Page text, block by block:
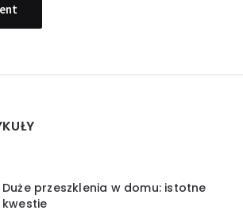
Duże przeszklenia w domu: istotne
kwestie